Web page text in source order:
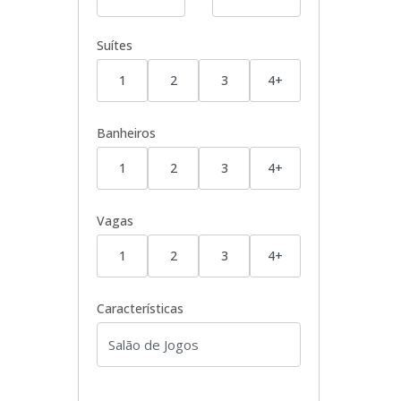
Suítes
1 2 3 4+
Banheiros
1 2 3 4+
Vagas
1 2 3 4+
Características